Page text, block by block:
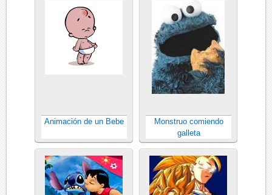
Animación de un Bebe
Monstruo comiendo
galleta